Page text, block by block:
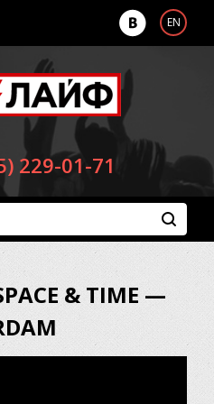
EN
229-01-71
& TIME —